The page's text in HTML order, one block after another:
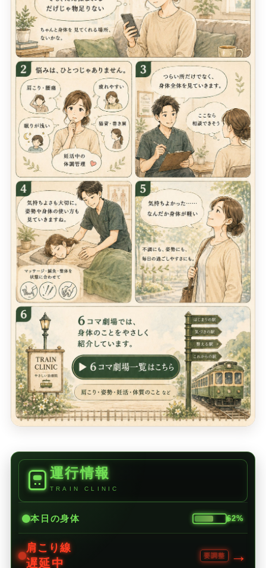
運行情報
TRAIN CLINIC
本日の身体 62%
肩こり線
遅延中
要調整 →